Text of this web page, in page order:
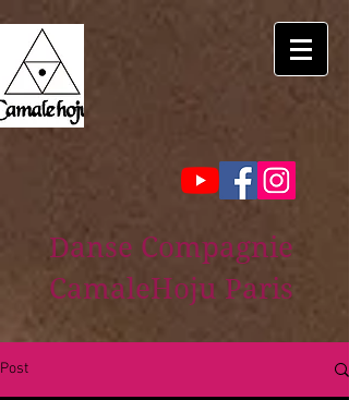
Danse Compagnie
CamaleHoju Paris
Post